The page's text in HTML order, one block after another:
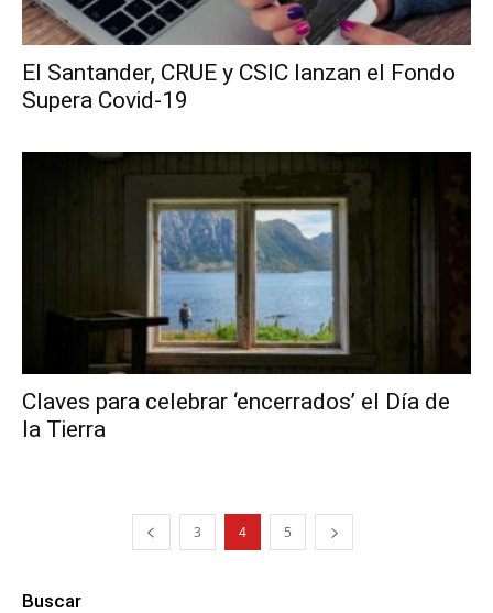
El Santander, CRUE y CSIC lanzan el Fondo
Supera Covid-19
Claves para celebrar ‘encerrados’ el Día de
la Tierra
3 4 5
Buscar